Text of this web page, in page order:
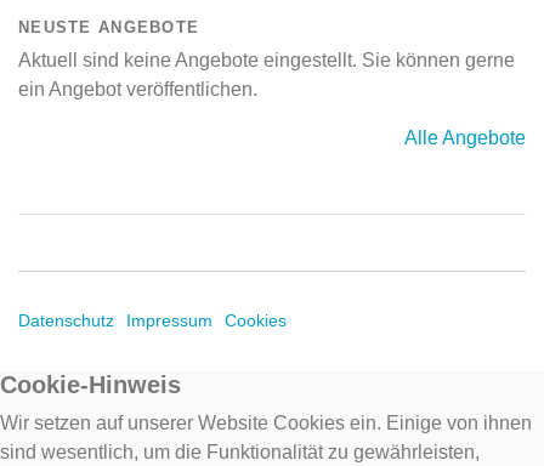
NEUSTE ANGEBOTE
Aktuell sind keine Angebote eingestellt. Sie können gerne
ein Angebot veröffentlichen.
Alle Angebote
Datenschutz Impressum Cookies
Cookie-Hinweis
Wir setzen auf unserer Website Cookies ein. Einige von ihnen
sind wesentlich, um die Funktionalität zu gewährleisten,